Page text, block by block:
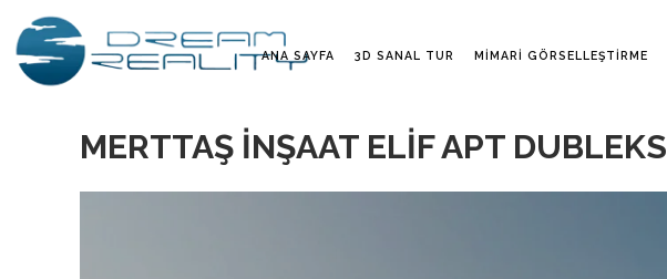
ANA SAYFA 3D SANAL TUR MIMARI GÖRSELLEŞTIRME
MERTTAŞ İNŞAAT ELİF APT DUBLEKS